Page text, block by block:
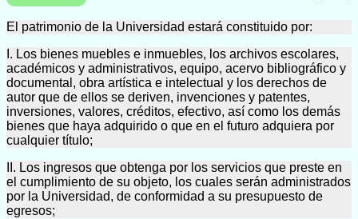
El patrimonio de la Universidad estará constituido por:
I. Los bienes muebles e inmuebles, los archivos escolares,
académicos y administrativos, equipo, acervo bibliográfico y
documental, obra artística e intelectual y los derechos de
autor que de ellos se deriven, invenciones y patentes,
inversiones, valores, créditos, efectivo, así como los demás
bienes que haya adquirido o que en el futuro adquiera por
cualquier título;
II. Los ingresos que obtenga por los servicios que preste en
el cumplimiento de su objeto, los cuales serán administrados
por la Universidad, de conformidad a su presupuesto de
egresos;